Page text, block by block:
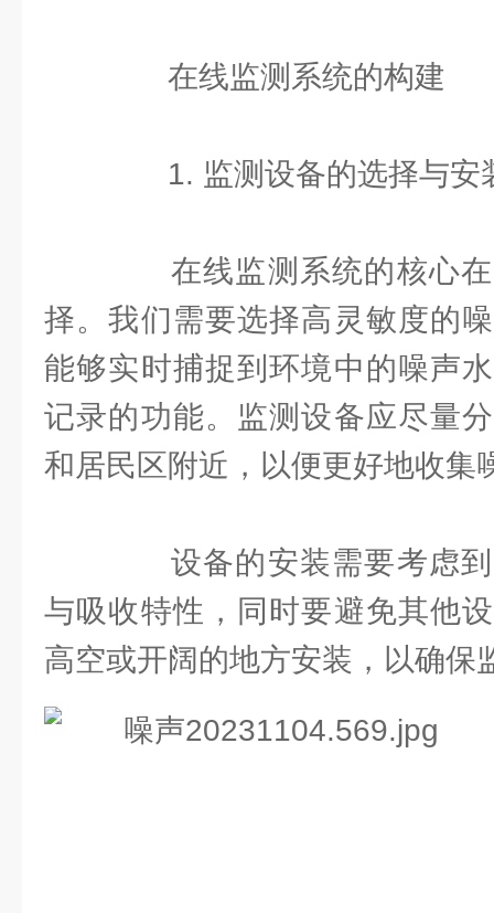
在线监测系统的构建
1. 监测设备的选择与安
在线监测系统的核心在
择。我们需要选择高灵敏度的
能够实时捕捉到环境中的噪声
记录的功能。监测设备应尽量
和居民区附近，以便更好地收集
设备的安装需要考虑到
与吸收特性，同时要避免其他
高空或开阔的地方安装，以确保